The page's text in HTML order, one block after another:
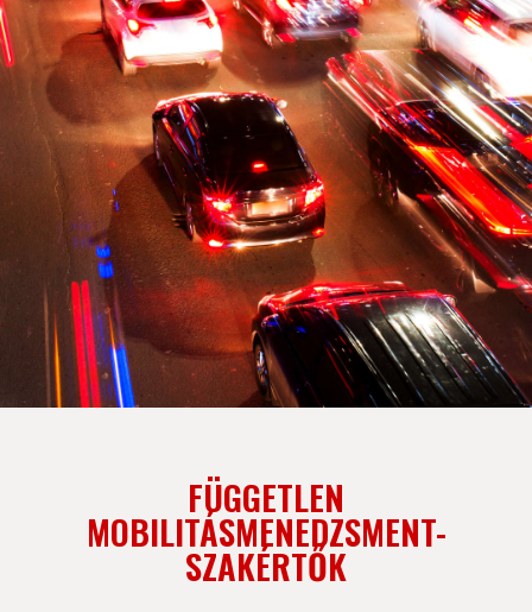
FÜGGETLEN
MOBILITÁSMENEDZSMENT-
SZAKÉRTŐK